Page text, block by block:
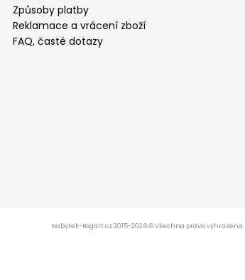
Způsoby platby
Reklamace a vrácení zboží
FAQ, časté dotazy
Nabytek-Bogart.cz 2015-2026 © Všechna práva vyhrazena.